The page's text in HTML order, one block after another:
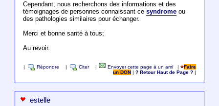
Cependant, nous recherchons des informations et des
témoignages de personnes connaissant ce syndromeou
des pathologies similaires pour échanger.
Merci et bonne santé à tous;
Au revoir.
Répondre Citer Envoyer cette page à un ami |
Faire
un DON
|? Retour Haut de Page ?
estelle